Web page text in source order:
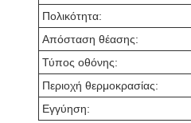
Πολικότητα:
Απόσταση θέασης:
Τύπος οθόνης:
Περιοχή θερμοκρασίας:
Εγγύηση: